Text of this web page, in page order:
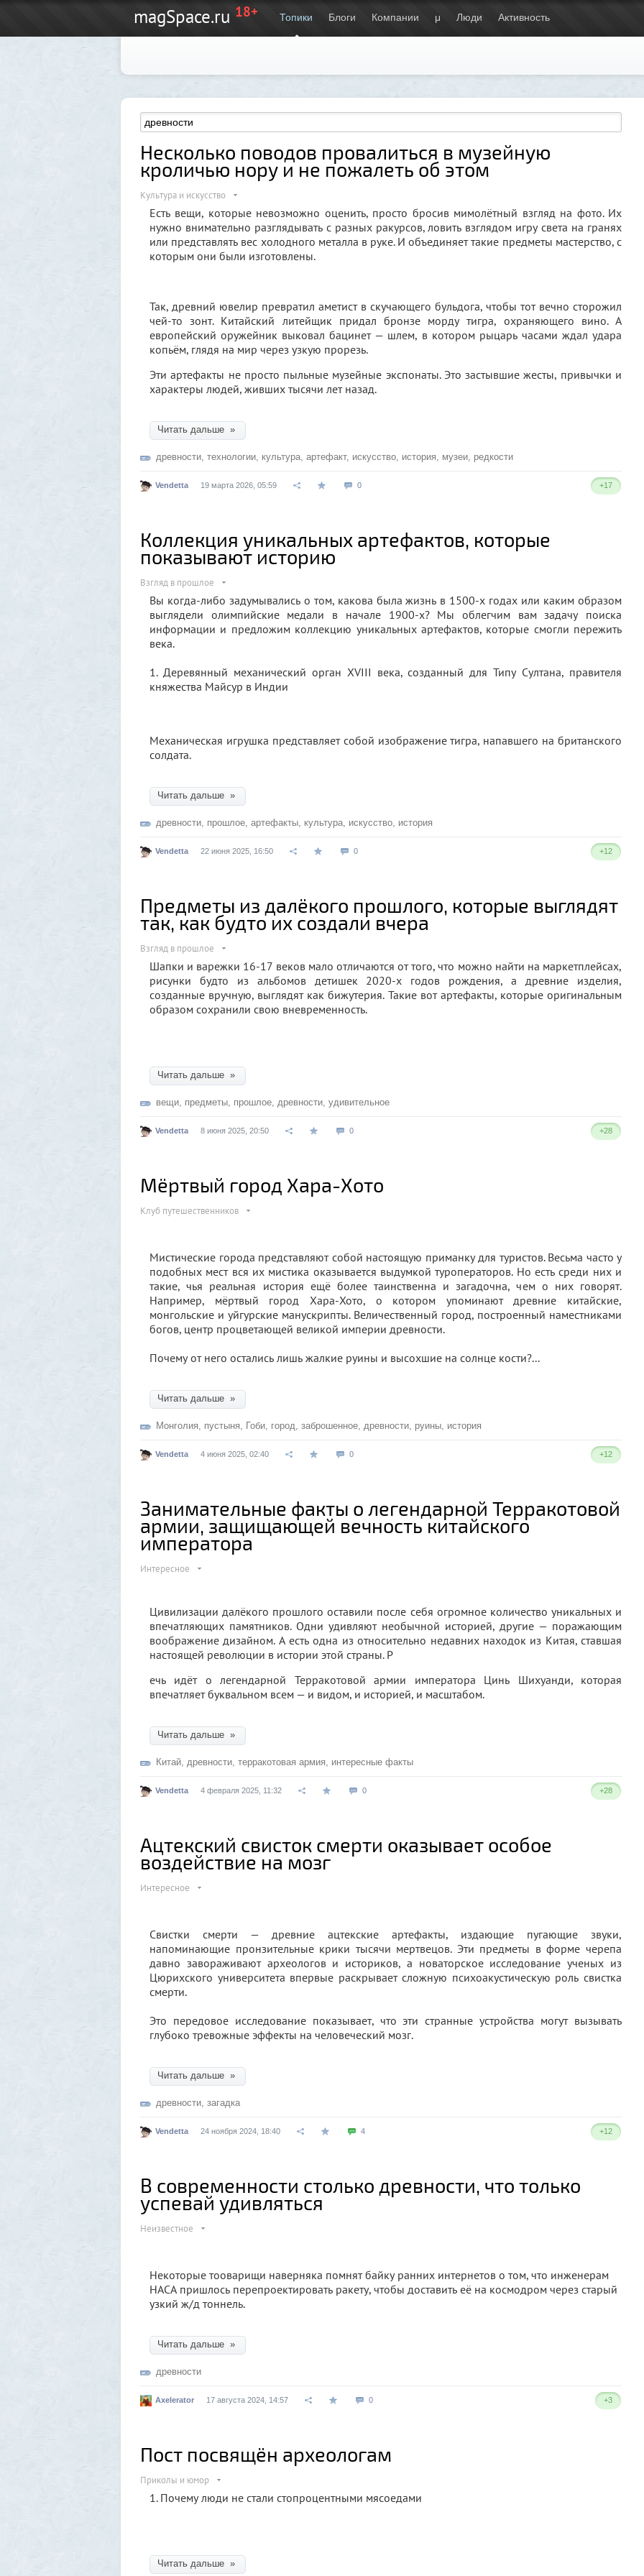
magSpace.ru 18+ Топики Блоги Компании μ Люди Активность
Несколько поводов провалиться в музейную
кроличью нору и не пожалеть об этом
Культура и искусство
Есть вещи, которые невозможно оценить, просто бросив мимолётный взгляд на фото. Их
нужно внимательно разглядывать с разных ракурсов, ловить взглядом игру света на гранях
или представлять вес холодного металла в руке. И объединяет такие предметы мастерство, с
которым они были изготовлены.
Так, древний ювелир превратил аметист в скучающего бульдога, чтобы тот вечно сторожил
чей-то зонт. Китайский литейщик придал бронзе морду тигра, охраняющего вино. А
европейский оружейник выковал бацинет — шлем, в котором рыцарь часами ждал удара
копьём, глядя на мир через узкую прорезь.
Эти артефакты не просто пыльные музейные экспонаты. Это застывшие жесты, привычки и
характеры людей, живших тысячи лет назад.
Читать дальше »
древности, технологии, культура, артефакт, искусство, история, музеи, редкости
Vendetta 19 марта 2026, 05:59 0 +17
Коллекция уникальных артефактов, которые
показывают историю
Взгляд в прошлое
Вы когда-либо задумывались о том, какова была жизнь в 1500-х годах или каким образом
выглядели олимпийские медали в начале 1900-х? Мы облегчим вам задачу поиска
информации и предложим коллекцию уникальных артефактов, которые смогли пережить
века.
1. Деревянный механический орган XVIII века, созданный для Типу Султана, правителя
княжества Майсур в Индии
Механическая игрушка представляет собой изображение тигра, напавшего на британского
солдата.
Читать дальше »
древности, прошлое, артефакты, культура, искусство, история
Vendetta 22 июня 2025, 16:50 0 +12
Предметы из далёкого прошлого, которые выглядят
так, как будто их создали вчера
Взгляд в прошлое
Шапки и варежки 16-17 веков мало отличаются от того, что можно найти на маркетплейсах,
рисунки будто из альбомов детишек 2020-х годов рождения, а древние изделия,
созданные вручную, выглядят как бижутерия. Такие вот артефакты, которые оригинальным
образом сохранили свою вневременность.
Читать дальше »
вещи, предметы, прошлое, древности, удивительное
Vendetta 8 июня 2025, 20:50 0 +28
Мёртвый город Хара-Хото
Клуб путешественников
Мистические города представляют собой настоящую приманку для туристов. Весьма часто у
подобных мест вся их мистика оказывается выдумкой туроператоров. Но есть среди них и
такие, чья реальная история ещё более таинственна и загадочна, чем о них говорят.
Например, мёртвый город Хара-Хото, о котором упоминают древние китайские,
монгольские и уйгурские манускрипты. Величественный город, построенный наместниками
богов, центр процветающей великой империи древности.
Почему от него остались лишь жалкие руины и высохшие на солнце кости?...
Читать дальше »
Монголия, пустыня, Гоби, город, заброшенное, древности, руины, история
Vendetta 4 июня 2025, 02:40 0 +12
Занимательные факты о легендарной Терракотовой
армии, защищающей вечность китайского
императора
Интересное
Цивилизации далёкого прошлого оставили после себя огромное количество уникальных и
впечатляющих памятников. Одни удивляют необычной историей, другие — поражающим
воображение дизайном. А есть одна из относительно недавних находок из Китая, ставшая
настоящей революции в истории этой страны. Р
ечь идёт о легендарной Терракотовой армии императора Цинь Шихуанди, которая
впечатляет буквальном всем — и видом, и историей, и масштабом.
Читать дальше »
Китай, древности, терракотовая армия, интересные факты
Vendetta 4 февраля 2025, 11:32 0 +28
Ацтекский свисток смерти оказывает особое
воздействие на мозг
Интересное
Свистки смерти — древние ацтекские артефакты, издающие пугающие звуки,
напоминающие пронзительные крики тысячи мертвецов. Эти предметы в форме черепа
давно завораживают археологов и историков, а новаторское исследование ученых из
Цюрихского университета впервые раскрывает сложную психоакустическую роль свистка
смерти.
Это передовое исследование показывает, что эти странные устройства могут вызывать
глубоко тревожные эффекты на человеческий мозг.
Читать дальше »
древности, загадка
Vendetta 24 ноября 2024, 18:40 4 +12
В современности столько древности, что только
успевай удивляться
Неизвестное
Некоторые тооварищи наверняка помнят байку ранних интернетов о том, что инженерам
НАСА пришлось перепроектировать ракету, чтобы доставить её на космодром через старый
узкий ж/д тоннель.
Читать дальше »
древности
Axelerator 17 августа 2024, 14:57 0 +3
Пост посвящён археологам
Приколы и юмор
1. Почему люди не стали стопроцентными мясоедами
Читать дальше »